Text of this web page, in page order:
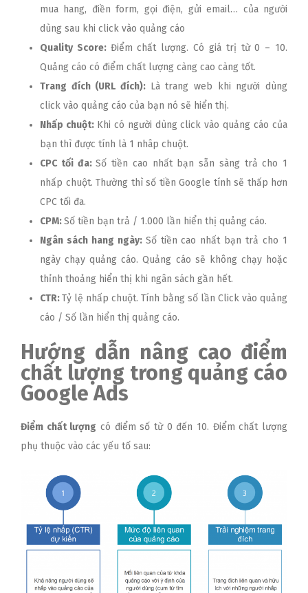
mua hang, điền form, gọi điện, gửi email… của người
dùng sau khi click vào quảng cáo
Quality Score: Điểm chất lượng. Có giá trị từ 0 – 10.
Quảng cáo có điểm chất lượng càng cao càng tốt.
Trang đích (URL đích): Là trang web khi người dùng
click vào quảng cáo của bạn nó sẽ hiển thị.
Nhấp chuột: Khi có người dùng click vào quảng cáo của
bạn thì được tính là 1 nhâp chuột.
CPC tối đa:Số tiền cao nhất bạn sẵn sàng trả cho 1
nhấp chuột. Thường thì số tiền Google tính sẽ thấp hơn
CPC tối đa.
CPM:Số tiền bạn trả / 1.000 lần hiển thị quảng cáo.
Ngân sách hang ngày: Số tiền cao nhất bạn trả cho 1
ngày chạy quảng cáo. Quảng cáo sẽ không chạy hoặc
thỉnh thoảng hiển thị khi ngân sách gần hết.
CTR:Tỷ lệ nhấp chuột. Tính bằng số lần Click vào quảng
cáo / Số lần hiển thị quảng cáo.
Hướng dẫn nâng cao điểm
chất lượng trong quảng cáo
Google Ads
Điểm chất lượng có điểm số từ 0 đến 10. Điểm chất lượng
phụ thuộc vào các yếu tố sau: